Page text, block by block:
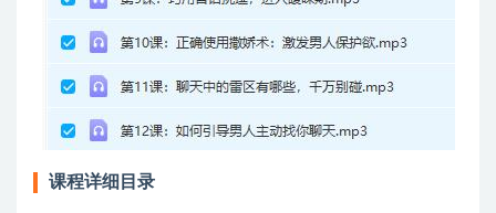
课程详细目录